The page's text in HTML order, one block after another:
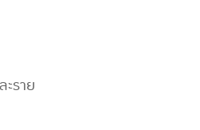
ราย